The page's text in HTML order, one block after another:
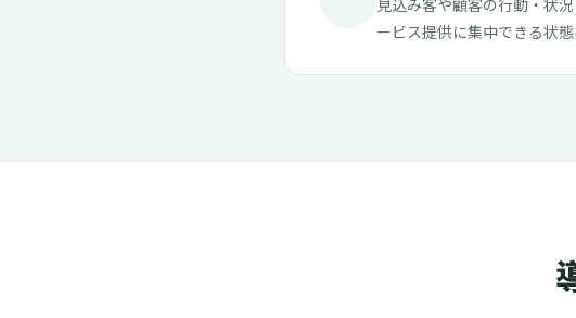
見込み客や顧客の行動・状
ービス提供に集中できる状態